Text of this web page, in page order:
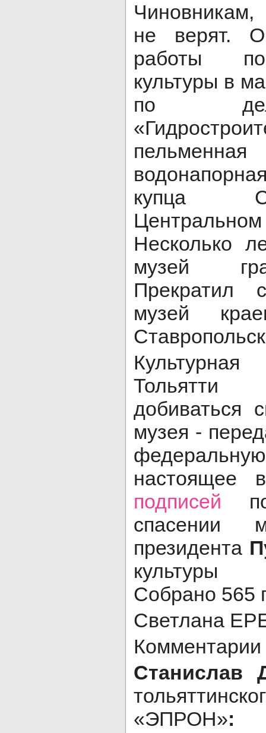
не верят. О
работы
культуры в
по
купца
Несколько
музей
Прекратил
музей
Культурная
Тольятти
добиваться
музея -
настоящее
подписей
спасении
президента
культуры
Собрано 565
Светлана
Комментарии
Станислав
«ЭПРОН»: